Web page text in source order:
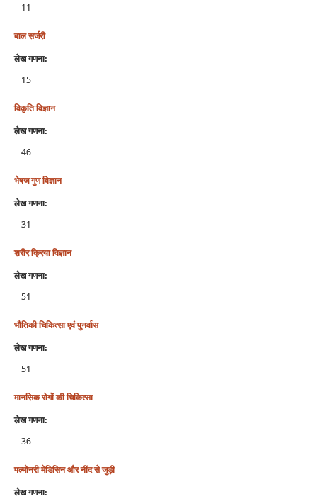
11
बाल सर्जरी
लेख गणना:
15
विकृति विज्ञान
लेख गणना:
46
भेषज गुण विज्ञान
लेख गणना:
31
शरीर क्रिया विज्ञान
लेख गणना:
51
भौतिकी चिकित्‍सा एवं पुनर्वास
लेख गणना:
51
मानसिक रोगों की चिकित्सा
लेख गणना:
36
पल्मोनरी मेडिसिन और नींद से जुड़ी
लेख गणना: